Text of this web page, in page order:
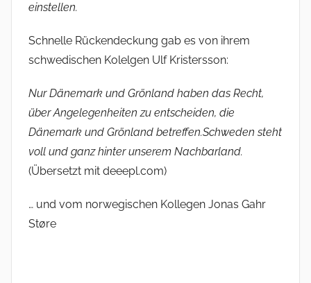
einstellen.
Schnelle Rückendeckung gab es von ihrem
schwedischen Kolelgen Ulf Kristersson:
Nur Dänemark und Grönland haben das Recht,
über Angelegenheiten zu entscheiden, die
Dänemark und Grönland betreffen.Schweden steht
voll und ganz hinter unserem Nachbarland.
(Übersetzt mit deeepl.com)
… und vom norwegischen Kollegen Jonas Gahr
Støre